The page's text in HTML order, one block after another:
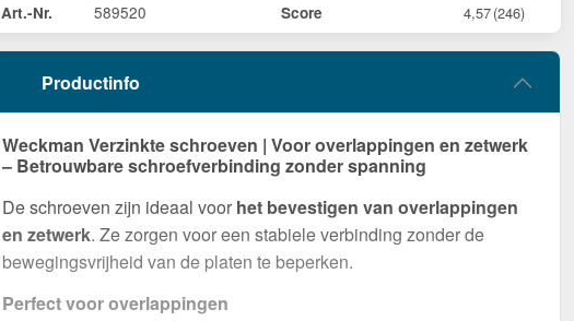
Art.-Nr. 589520 Score 4,57(246)
Productinfo
Weckman Verzinkte schroeven | Voor overlappingen en zetwerk
– Betrouwbare schroefverbinding zonder spanning
De schroeven zijn ideaal voor het bevestigen van overlappingen
en zetwerk. Ze zorgen voor een stabiele verbinding zonder de
bewegingsvrijheid van de platen te beperken.
Perfect voor overlappingen